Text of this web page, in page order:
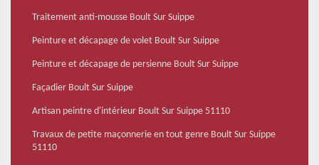
Traitement anti-mousse Boult Sur Suippe
Peinture et décapage de volet Boult Sur Suippe
Peinture et décapage de persienne Boult Sur Suippe
Façadier Boult Sur Suippe
Artisan peintre d'intérieur Boult Sur Suippe 51110
Travaux de petite maçonnerie en tout genre Boult Sur Suippe
51110